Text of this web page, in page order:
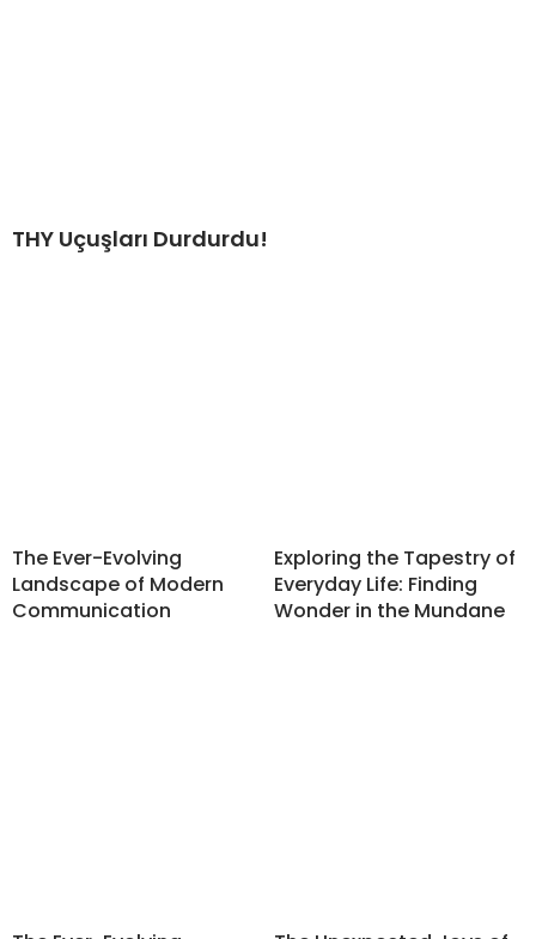
THY Uçuşları Durdurdu!
The Ever-Evolving
Landscape of Modern
Communication
Exploring the Tapestry of
Everyday Life: Finding
Wonder in the Mundane